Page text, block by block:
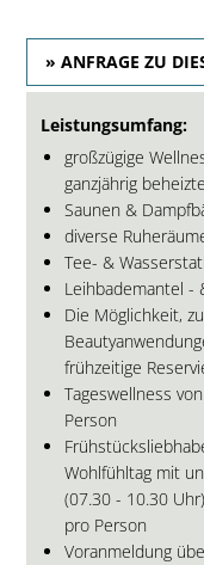
» ANFRAGE ZU
Leistungsumfang:
großzügige
ganzjährig
Saunen &
diverse
Tee- &
Leihbademantel -
Die Möglichkeit,
frühzeitige
Tageswellness
Person
Wohlfühltag mit
(07.30 - 10.30
pro Person
Voranmeldung